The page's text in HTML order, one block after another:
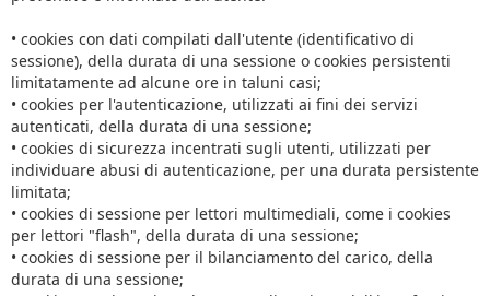
• cookies con dati compilati dall'utente (identificativo di
sessione), della durata di una sessione o cookies persistenti
limitatamente ad alcune ore in taluni casi;
• cookies per l'autenticazione, utilizzati ai fini dei servizi
autenticati, della durata di una sessione;
• cookies di sicurezza incentrati sugli utenti, utilizzati per
individuare abusi di autenticazione, per una durata persistente
limitata;
• cookies di sessione per lettori multimediali, come i cookies
per lettori "flash", della durata di una sessione;
• cookies di sessione per il bilanciamento del carico, della
durata di una sessione;